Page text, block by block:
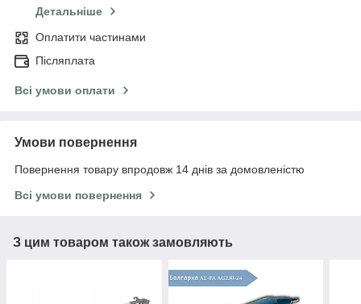
Детальніше
Оплатити частинами
Післяплата
Всі умови оплати
Умови повернення
Повернення товару впродовж 14 днів за домовленістю
Всі умови повернення
З цим товаром також замовляють